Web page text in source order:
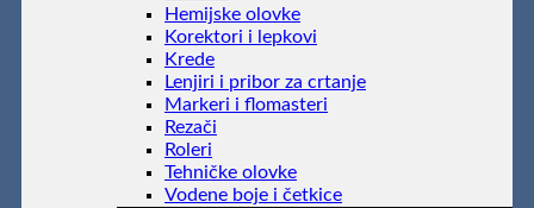
Hemijske olovke
Korektori i lepkovi
Krede
Lenjiri i pribor za crtanje
Markeri i flomasteri
Rezači
Roleri
Tehničke olovke
Vodene boje i četkice